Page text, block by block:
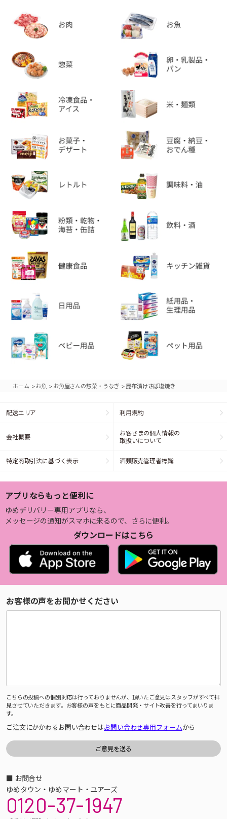
ホーム >お魚 > お魚屋さんの惣菜・うなぎ > 昆布漬けさば塩焼き
配送エリア 利用規約
会社概要
お客さまの個人情報の
取扱いについて
特定商取引法に基づく表示 酒類販売管理者標識
アプリならもっと便利に
ゆめデリバリー専用アプリなら、
メッセージの通知がスマホに来るので、さらに便利。
ダウンロードはこちら
お客様の声をお聞かせください
こちらの投稿への個別対応は行っておりませんが、頂いたご意見はスタッフがすべて拝
見させていただきます。お客様の声をもとに商品開発・サイト改善を行ってまいりま
す。
ご注文にかかわるお問い合わせはお問い合わせ専用フォームから
■ お問合せ
ゆめタウン・ゆめマート・ユアーズ
0120-37-1947